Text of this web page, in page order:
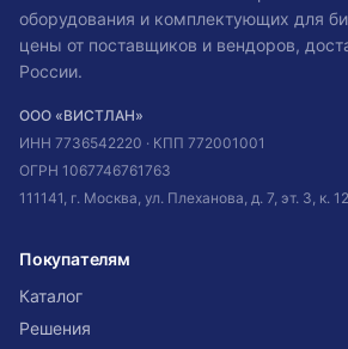
оборудования и комплектующих для
цены от поставщиков и вендоров,
России.
ООО «ВИСТЛАН»
ИНН 7736542220 · КПП 772001001
ОГРН 1067746761763
111141, г. Москва, ул. Плеханова, д. 7, эт. 3, к. 12
Покупателям
Каталог
Решения